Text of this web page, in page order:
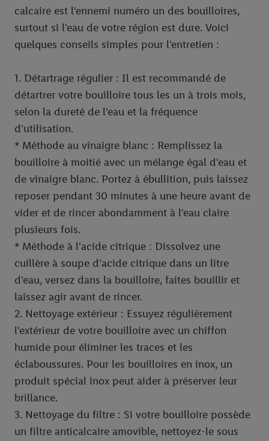
calcaire est l'ennemi numéro un des bouilloires,
surtout si l'eau de votre région est dure. Voici
quelques conseils simples pour l'entretien :
1. Détartrage régulier : Il est recommandé de
détartrer votre bouilloire tous les un à trois mois,
selon la dureté de l'eau et la fréquence
d'utilisation.
* Méthode au vinaigre blanc : Remplissez la
bouilloire à moitié avec un mélange égal d'eau et
de vinaigre blanc. Portez à ébullition, puis laissez
reposer pendant 30 minutes à une heure avant de
vider et de rincer abondamment à l'eau claire
plusieurs fois.
* Méthode à l'acide citrique : Dissolvez une
cuillère à soupe d'acide citrique dans un litre
d'eau, versez dans la bouilloire, faites bouillir et
laissez agir avant de rincer.
2. Nettoyage extérieur : Essuyez régulièrement
l'extérieur de votre bouilloire avec un chiffon
humide pour éliminer les traces et les
éclaboussures. Pour les bouilloires en inox, un
produit spécial inox peut aider à préserver leur
brillance.
3. Nettoyage du filtre : Si votre bouilloire possède
un filtre anticalcaire amovible, nettoyez-le sous